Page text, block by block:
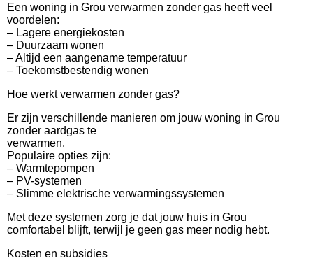
Een woning in Grou verwarmen zonder gas heeft veel
voordelen:
– Lagere energiekosten
– Duurzaam wonen
– Altijd een aangename temperatuur
– Toekomstbestendig wonen
Hoe werkt verwarmen zonder gas?
Er zijn verschillende manieren om jouw woning in Grou
zonder aardgas te
verwarmen.
Populaire opties zijn:
– Warmtepompen
– PV-systemen
– Slimme elektrische verwarmingssystemen
Met deze systemen zorg je dat jouw huis in Grou
comfortabel blijft, terwijl je geen gas meer nodig hebt.
Kosten en subsidies